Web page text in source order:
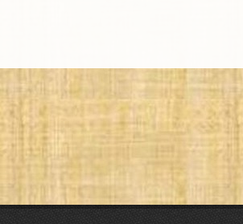
UN STYLO DANS LA TÊTE
L’INDICE À L’INDEX
POURQUOI MOI ?!